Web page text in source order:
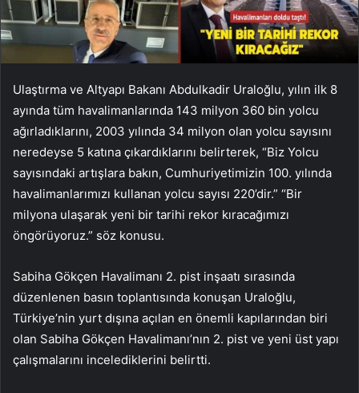
Ulaştırma ve Altyapı Bakanı Abdulkadir Uraloğlu, yılın ilk 8
ayında tüm havalimanlarında 143 milyon 360 bin yolcu
ağırladıklarını, 2003 yılında 34 milyon olan yolcu sayısını
neredeyse 5 katına çıkardıklarını belirterek, “Biz Yolcu
sayısındaki artışlara bakın, Cumhuriyetimizin 100. yılında
havalimanlarımızı kullanan yolcu sayısı 220’dir.” “Bir
milyona ulaşarak yeni bir tarihi rekor kıracağımızı
öngörüyoruz.” söz konusu.
Sabiha Gökçen Havalimanı 2. pist inşaatı sırasında
düzenlenen basın toplantısında konuşan Uraloğlu,
Türkiye’nin yurt dışına açılan en önemli kapılarından biri
olan Sabiha Gökçen Havalimanı’nın 2. pist ve yeni üst yapı
çalışmalarını incelediklerini belirtti.